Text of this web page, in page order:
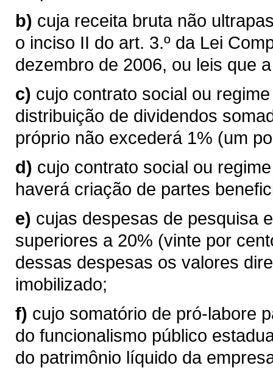
b) cuja receita bruta não
o inciso II do art. 3.º da Lei
dezembro de 2006, ou leis que
c) cujo contrato social ou
distribuição de dividendos
próprio não excederá 1% (um
d) cujo contrato social ou
haverá criação de partes
e) cujas despesas de pesquisa
superiores a 20% (vinte por
dessas despesas os valores
imobilizado;
f) cujo somatório de pró-labore
do funcionalismo público
do patrimônio líquido da